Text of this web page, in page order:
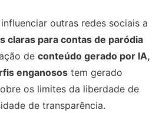
outras redes sociais a
claras para contas de paródia
de conteúdo gerado por IA,
enganosos tem gerado
os limites da liberdade de
de transparência.